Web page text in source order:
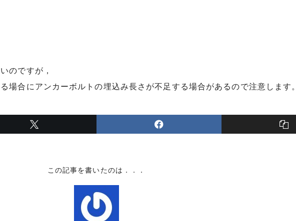
のですが，
場合にアンカーボルトの埋込み長さが不足する場合があるので注意します。
この記事を書いたのは．．．